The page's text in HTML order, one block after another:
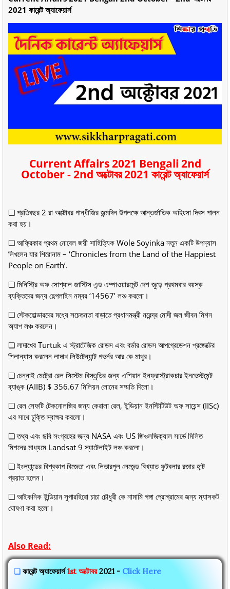
2021 কারেন্ট অ্যাফেয়ার্স
Current Affairs 2021 Bengali 2nd
October - 2nd অক্টোবর 2021 কারেন্ট অ্যাফেয়ার্স
❏ প্রতিবছর 2 রা অক্টোবর গান্ধীজির জন্মদিন উপলক্ষে আন্তর্জাতিক অহিংসা দিবস পালন
করা হয়।
❏ আফ্রিকার প্রথম নোবেল জয়ী সাহিত্যিক Wole Soyinka নতুন একটি উপন্যাস
লিখলেন যার শিরোনাম – ‘Chronicles from the Land of the Happiest
People on Earth’.
❏ মিনিস্ট্রি অফ সোশ্যাল জাস্টিস এন্ড এম্পাওয়ারমেন্ট দেশ জুড়ে প্রথমবার বয়স্ক
ব্যক্তিদের জন্য হেল্পলাইন নম্বর ‘14567’ লঞ্চ করলো।
❏ স্টেকহোল্ডারদের মধ্যে সচেতনতা বাড়াতে প্রধানমন্ত্রী নরেন্দ্র মোদী জল জীবন মিশন
অ্যাপ লঞ্চ করলেন।
❏ লাদাখের Turtuk এ স্ট্রাটেজিক রোডস এবং বর্ডার রোডস আপগ্রেডেশন প্রজেক্টের
শিলান্যাস করলেন লাদাখ লিউটেন্যান্ট গভর্নর আর কে মাথুর।
❏ চেন্নাই মেট্রো রেল সিস্টেম বিস্তৃতির জন্য এশিয়ান ইনফ্রাস্ট্রাকচার ইনভেস্টমেন্ট
ব্যাঙ্ক (AIIB) $ 356.67 মিলিয়ন লোনের সম্মতি দিলো।
❏ রেল সেফটি টেকনোলজির জন্য কেরালা রেল, ইন্ডিয়ান ইনস্টিটিউট অফ সায়েন্স (IISc)
এর সাথে চুক্তি স্বাক্ষর করলো।
❏ তথ্য এবং ছবি সংগ্রহের জন্য NASA এবং US জিওলজিক্যাল সার্ভে মিলিত
মিশনের মাধ্যমে Landsat 9 স্যাটেলাইট লঞ্চ করলো।
❏ ইংল্যান্ডের বিশ্বকাপ বিজেতা এবং লিভারপুল লেজেন্ড বিখ্যাত ফুটবলার রজার হান্ট
প্রয়াত হলেন।
❏ আইকনিক ইন্ডিয়ান সুপারহিরো চাচা চৌধুরী কে নামামি গঙ্গা প্রোগ্রামের জন্য ম্যাসকট
ঘোষণা করা হলো।
Also Read:
❏ কারেন্ট অ্যাফেয়ার্স 1stঅক্টোবর 2021 - Click Here